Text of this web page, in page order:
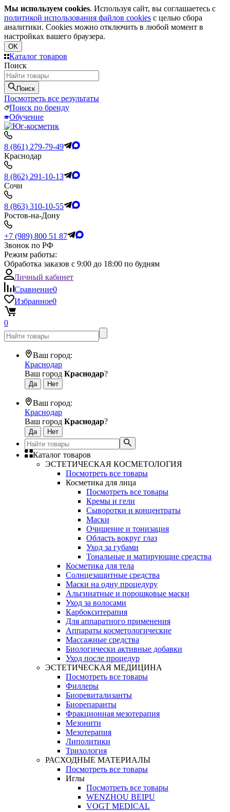
Мы используем cookies. Используя сайт, вы соглашаетесь с
политикой использования файлов cookies с целью сбора
аналитики. Cookies можно отключить в любой момент в
настройках вашего браузера.
OK
Каталог товаров
Поиск
Поиск
Посмотреть все результаты
Поиск по бренду
Обучение
8 (861) 279-79-49
Краснодар
8 (862) 291-10-13
Сочи
8 (863) 310-10-55
Ростов-на-Дону
+7 (989) 800 51 87
Звонок по РФ
Режим работы:
Обработка заказов с 9:00 до 18:00 по будням
Личный кабинет
Сравнение0
Избранное0
0
Ваш город:
Краснодар
Ваш город Краснодар?
Ваш город:
Краснодар
Ваш город Краснодар?
Каталог товаров
ЭСТЕТИЧЕСКАЯ КОСМЕТОЛОГИЯ
Посмотреть все товары
Косметика для лица
Посмотреть все товары
Кремы и гели
Сыворотки и концентраты
Маски
Очищение и тонизация
Область вокруг глаз
Уход за губами
Тональные и матирующие средства
Косметика для тела
Солнцезащитные средства
Маски на одну процедуру
Альгинатные и порошковые маски
Уход за волосами
Карбокситерапия
Для аппаратного применения
Аппараты косметологические
Массажные средства
Биологически активные добавки
Уход после процедур
ЭСТЕТИЧЕСКАЯ МЕДИЦИНА
Посмотреть все товары
Филлеры
Биоревитализанты
Биорепаранты
Фракционная мезотерапия
Мезонити
Мезотерапия
Липолитики
Трихология
РАСХОДНЫЕ МАТЕРИАЛЫ
Посмотреть все товары
Иглы
Посмотреть все товары
WENZHOU BEIPU
VOGT MEDICAL